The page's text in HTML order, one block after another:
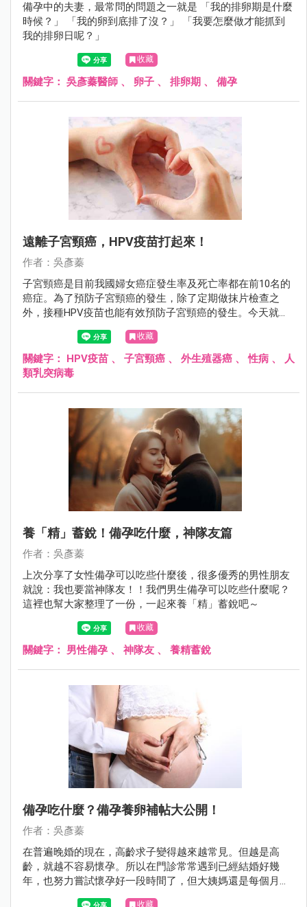
備孕中的夫妻，最常問的問題之一就是 「我的排卵期是什麼
時候？」 「我的卵到底排了沒？」 「我要怎麼做才能抓到
我的排卵日呢？」
收藏
關鍵字： 吳彥蓁醫師 、 卵子 、 排卵期 、 備孕
遠離子宮頸癌，HPV疫苗打起來！
作者：吳彥蓁
子宮頸癌是目前我國婦女癌症發生率及死亡率都在前10名的
癌症。為了預防子宮頸癌的發生，除了定期做抹片檢查之
外，接種HPV疫苗也能有效預防子宮頸癌的發生。今天就讓
我們來認識什麼是HPV疫苗吧～
收藏
關鍵字： HPV疫苗 、 子宮頸癌 、 外生殖器癌 、性病 、
人
類乳突病毒
養「精」蓄銳！備孕吃什麼，神隊友篇
作者：吳彥蓁
上次分享了女性備孕可以吃些什麼後，很多優秀的男性朋友
就說：我也要當神隊友！！我們男生備孕可以吃些什麼呢？
這裡也幫大家整理了一份，一起來養「精」蓄銳吧～
收藏
關鍵字： 男性備孕 、 神隊友 、 養精蓄銳
備孕吃什麼？備孕養卵補帖大公開！
作者：吳彥蓁
在普遍晚婚的現在，高齡求子變得越來越常見。但越是高
齡，就越不容易懷孕。所以在門診常常遇到已經結婚好幾
年，也努力嘗試懷孕好一段時間了，但大姨媽還是每個月規
則來say hello。
收藏